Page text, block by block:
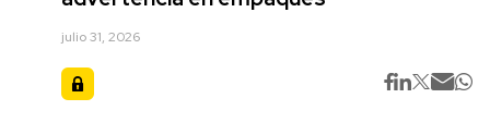
julio 31, 2026